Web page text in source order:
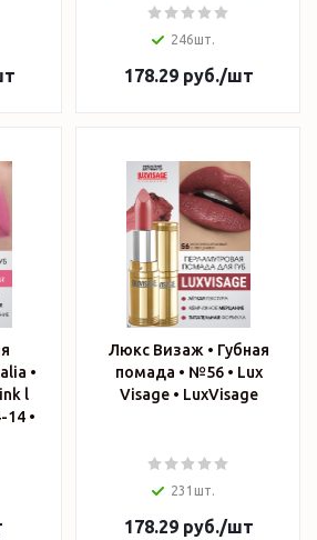
246шт.
178.29руб./шт
•
l
14 •
Люкс Визаж • Губная
помада • №56 • Lux
Visage • LuxVisage
231шт.
178.29руб./шт